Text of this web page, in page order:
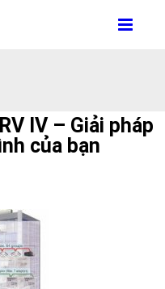
IV – Giải pháp
của bạn